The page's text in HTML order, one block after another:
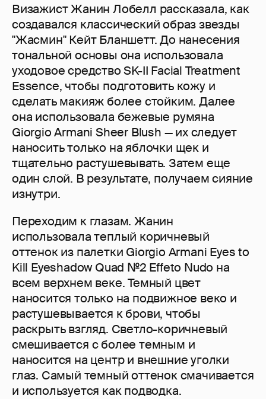
Визажист Жанин Лобелл рассказала, как
создавался классический образ звезды
"Жасмин" Кейт Бланшетт. До нанесения
тональной основы она использовала
уходовое средство SK-II Facial Treatment
Essence, чтобы подготовить кожу и
сделать макияж более стойким. Далее
она использовала бежевые румяна
Giorgio Armani Sheer Blush — их следует
наносить только на яблочки щек и
тщательно растушевывать. Затем еще
один слой. В результате, получаем сияние
изнутри.
Переходим к глазам. Жанин
использовала теплый коричневый
оттенок из палетки Giorgio Armani Eyes to
Kill Eyeshadow Quad №2 Effeto Nudo на
всем верхнем веке. Темный цвет
наносится только на подвижное веко и
растушевывается к брови, чтобы
раскрыть взгляд. Светло-коричневый
смешивается с более темным и
наносится на центр и внешние уголки
глаз. Самый темный оттенок смачивается
и используется как подводка.